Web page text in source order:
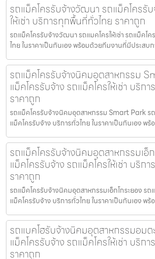
รถแม็คโครรับจ้างวัฒนา รถแม็คโครรั
ให้เช่า บริการทุกพื้นที่ทั่วไทย ราคาถูก
รถแม็คโครรับจ้างวัฒนา รถแมคโครให้เช่า รถแม็คโ
ไทย ในราคาเป็นกันเอง พร้อมด้วยทีมงานที่มีประสบ
รถแม็คโครรับจ้างนิคมอุตสาหกรรม
แม็คโครรับจ้าง รถแม็คโครให้เช่า บริก
ราคาถูก
รถแม็คโครรับจ้างนิคมอุตสาหกรรม Smart Park รถ
แม็คโครรับจ้าง บริการทั่วไทย ในราคาเป็นกันเอง พ
รถแม็คโครรับจ้างนิคมอุตสาหกรรมเอ็
แม็คโครรับจ้าง รถแม็คโครให้เช่า บริก
ราคาถูก
รถแม็คโครรับจ้างนิคมอุตสาหกรรมเอ็กโกระยอง รถแ
แม็คโครรับจ้าง บริการทั่วไทย ในราคาเป็นกันเอง พ
รถแบคโฮรับจ้างนิคมอุตสาหกรรมอมต
แม็คโครรับจ้าง รถแม็คโครให้เช่า บริก
ราคาถูก